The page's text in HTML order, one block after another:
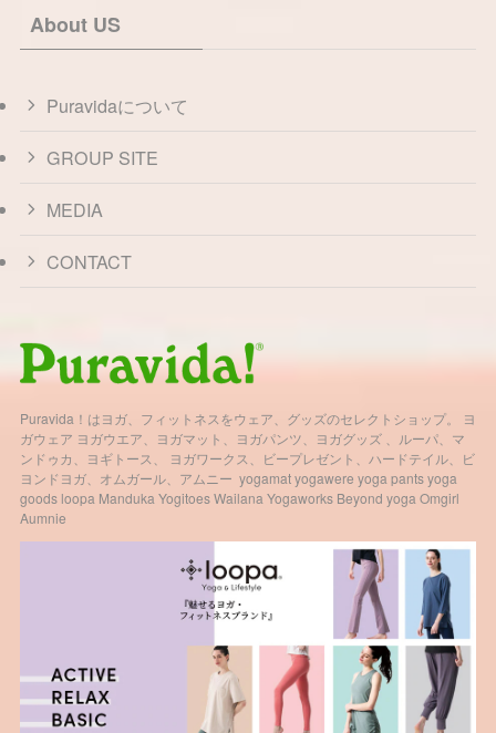
About US
Puravidaについて
GROUP SITE
MEDIA
CONTACT
Puravida！はヨガ、フィットネスをウェア、グッズのセレクトショップ。 ヨ
ガウェア ヨガウエア、ヨガマット、ヨガパンツ、ヨガグッズ 、ルーパ、マ
ンドゥカ、ヨギトース、 ヨガワークス、ビープレゼント、ハードテイル、ビ
ヨンドヨガ、オムガール、アムニー yogamat yogawere yoga pants yoga
goods loopa Manduka Yogitoes Wailana Yogaworks Beyond yoga Omgirl
Aumnie